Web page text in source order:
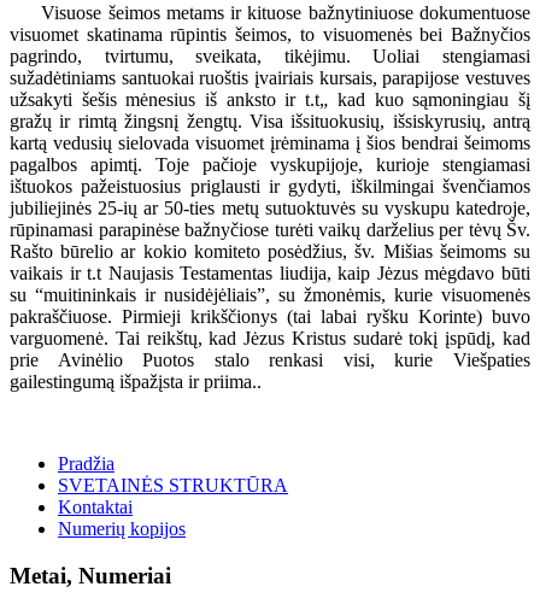
Visuose šeimos metams ir kituose bažnytiniuose dokumentuose
visuomet skatinama rūpintis šeimos, to visuomenės bei Bažnyčios
pagrindo, tvirtumu, sveikata, tikėjimu. Uoliai stengiamasi
sužadėtiniams santuokai ruoštis įvairiais kursais, parapijose vestuves
užsakyti šešis mėnesius iš anksto ir t.t„ kad kuo sąmoningiau šį
gražų ir rimtą žingsnį žengtų. Visa išsituokusių, išsiskyrusių, antrą
kartą vedusių sielovada visuomet įrėminama į šios bendrai šeimoms
pagalbos apimtį. Toje pačioje vyskupijoje, kurioje stengiamasi
ištuokos pažeistuosius priglausti ir gydyti, iškilmingai švenčiamos
jubiliejinės 25-ių ar 50-ties metų sutuoktuvės su vyskupu katedroje,
rūpinamasi parapinėse bažnyčiose turėti vaikų darželius per tėvų Šv.
Rašto būrelio ar kokio komiteto posėdžius, šv. Mišias šeimoms su
vaikais ir t.t Naujasis Testamentas liudija, kaip Jėzus mėgdavo būti
su “muitininkais ir nusidėjėliais”, su žmonėmis, kurie visuomenės
pakraščiuose. Pirmieji krikščionys (tai labai ryšku Korinte) buvo
varguomenė. Tai reikštų, kad Jėzus Kristus sudarė tokį įspūdį, kad
prie Avinėlio Puotos stalo renkasi visi, kurie Viešpaties
gailestingumą išpažįsta ir priima..
Pradžia
SVETAINĖS STRUKTŪRA
Kontaktai
Numerių kopijos
Metai, Numeriai